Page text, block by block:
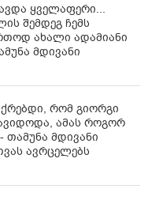
ყველაფერი...
შემდეგ ჩემს
ახალი ადამიანი
მდივანი
რომ გიორგი
ამას როგორ
თამუნა მდივანი
ავრცელებს